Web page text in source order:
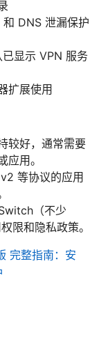
DNS 泄漏保护
显示 VPN 服务
扩展使用
较好，通常需要
用。
等协议的应用
（不少
限和隐私政策。
完整指南：安